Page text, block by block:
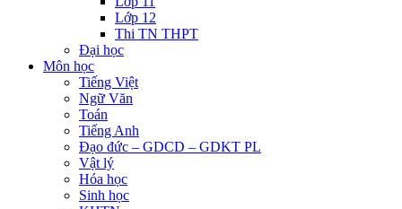
Lớp 12
Thi TN THPT
Đại học
Môn học
Tiếng Việt
Ngữ Văn
Toán
Tiếng Anh
Đạo đức – GDCD – GDKT PL
Vật lý
Hóa học
Sinh học